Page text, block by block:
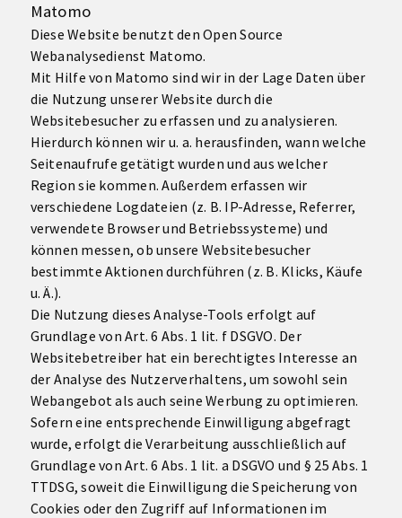
Matomo
Diese Website benutzt den Open Source
Webanalysedienst Matomo.
Mit Hilfe von Matomo sind wir in der Lage Daten über
die Nutzung unserer Website durch die
Websitebesucher zu erfassen und zu analysieren.
Hierdurch können wir u. a. herausfinden, wann welche
Seitenaufrufe getätigt wurden und aus welcher
Region sie kommen. Außerdem erfassen wir
verschiedene Logdateien (z. B. IP-Adresse, Referrer,
verwendete Browser und Betriebssysteme) und
können messen, ob unsere Websitebesucher
bestimmte Aktionen durchführen (z. B. Klicks, Käufe
u. Ä.).
Die Nutzung dieses Analyse-Tools erfolgt auf
Grundlage von Art. 6 Abs. 1 lit. f DSGVO. Der
Websitebetreiber hat ein berechtigtes Interesse an
der Analyse des Nutzerverhaltens, um sowohl sein
Webangebot als auch seine Werbung zu optimieren.
Sofern eine entsprechende Einwilligung abgefragt
wurde, erfolgt die Verarbeitung ausschließlich auf
Grundlage von Art. 6 Abs. 1 lit. a DSGVO und § 25 Abs. 1
TTDSG, soweit die Einwilligung die Speicherung von
Cookies oder den Zugriff auf Informationen im